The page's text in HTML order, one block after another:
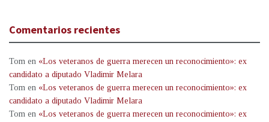
Comentarios recientes
Tom en «Los veteranos de guerra merecen un reconocimiento»: ex
candidato a diputado Vladimir Melara
Tom en «Los veteranos de guerra merecen un reconocimiento»: ex
candidato a diputado Vladimir Melara
Tom en «Los veteranos de guerra merecen un reconocimiento»: ex